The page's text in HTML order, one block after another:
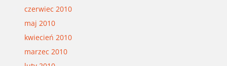
czerwiec 2010
maj 2010
kwiecień 2010
marzec 2010